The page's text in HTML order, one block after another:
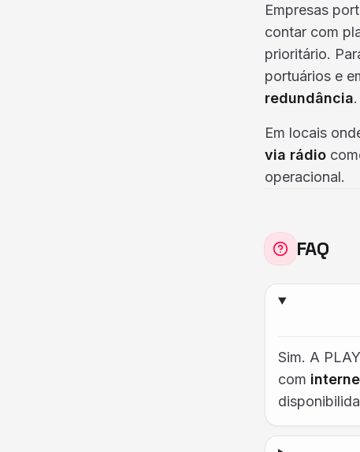
Empresas
contar com
prioritário.
portuários e
redundância.
Em locais
via rádio
operacional.
FAQ
Sim. A
com